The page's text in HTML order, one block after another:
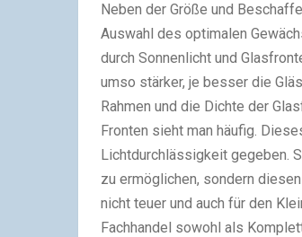
Neben der Größe und
Auswahl des optimalen
durch Sonnenlicht und
umso stärker, je besser die
Rahmen und die Dichte der
Fronten sieht man häufig.
Lichtdurchlässigkeit gegeben.
zu ermöglichen, sondern
nicht teuer und auch für den
Fachhandel sowohl als